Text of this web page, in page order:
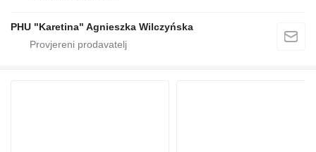
PHU "Karetina" Agnieszka Wilczyńska